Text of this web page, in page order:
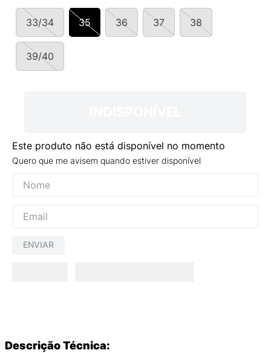
33/34 35 36 37 38
39/40
Este produto não está disponível no momento
Quero que me avisem quando estiver disponível
ENVIAR
Descrição Técnica:
9º
NEW 530
10º VEJA COUNTRY